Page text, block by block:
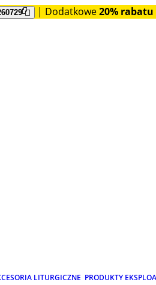
| Dodatkowe20% rabatu
LITURGICZNE PRODUKTY